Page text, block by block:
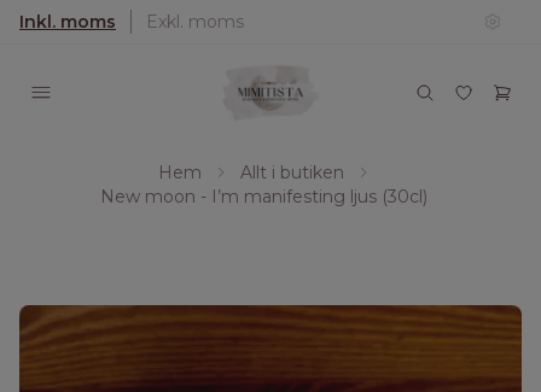
Inkl. moms Exkl. moms
Hem
Allt i butiken
New moon - I’m manifesting ljus (30cl)